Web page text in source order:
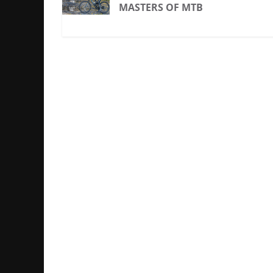
MASTERS OF MTB